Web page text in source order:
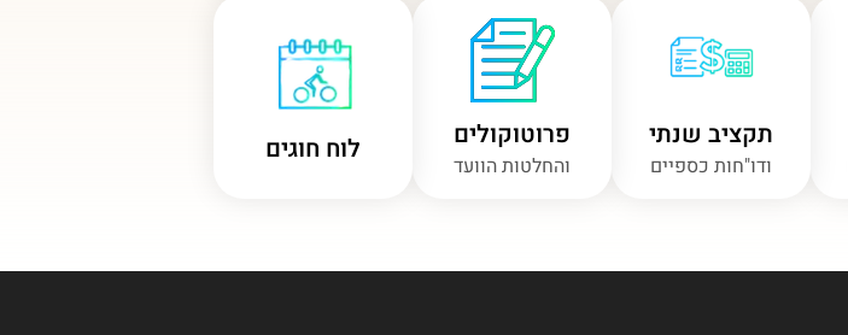
תקציב שנתי
ודו"חות כספיים
פרוטוקולים
והחלטות הוועד לוח חוגים